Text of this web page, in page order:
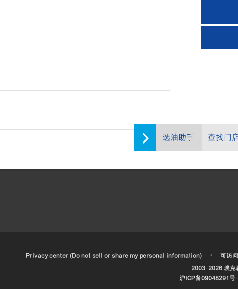
选油助手 查找门
Privacy center (Do not sell or share my personal information) • 可访
2003-2026 埃克
沪ICP备09048291号